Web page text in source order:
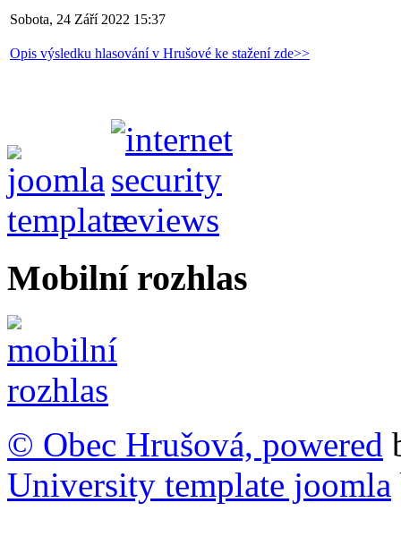
Sobota, 24 Září 2022 15:37
Opis výsledku hlasování v Hrušové ke stažení zde>>
Mobilní rozhlas
© Obec Hrušová, powered
University template joomla